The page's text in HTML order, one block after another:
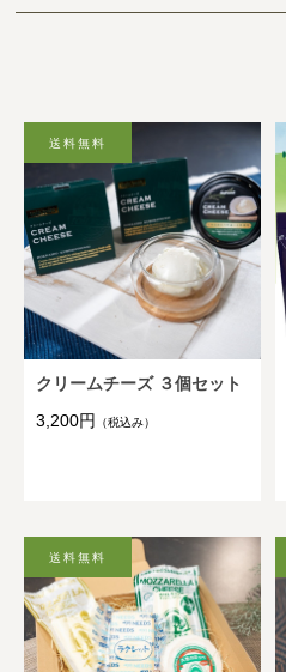
クリームチーズ ３個セット
3,200円
（税込み）